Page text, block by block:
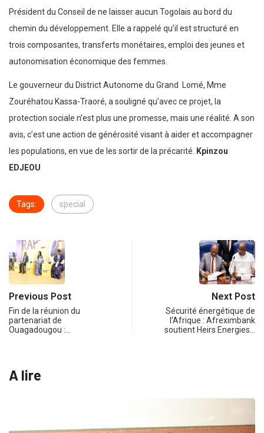
Président du Conseil de ne laisser aucun Togolais au bord du
chemin du développement. Elle a rappelé qu’il est structuré en
trois composantes, transferts monétaires, emploi des jeunes et
autonomisation économique des femmes.
Le gouverneur du District Autonome du Grand Lomé, Mme
Zouréhatou Kassa-Traoré, a souligné qu’avec ce projet, la
protection sociale n’est plus une promesse, mais une réalité. A son
avis, c’est une action de générosité visant à aider et accompagner
les populations, en vue de les sortir de la précarité.
Kpinzou
EDJEOU
Tags: special
Previous Post
Fin de la réunion du
partenariat de
Ouagadougou :…
Next Post
Sécurité énergétique de
l’Afrique : Afreximbank
soutient Heirs Energies…
A lire